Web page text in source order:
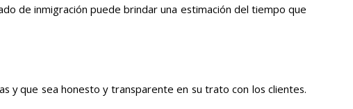
de inmigración puede brindar una estimación del tiempo que
y que sea honesto y transparente en su trato con los clientes.